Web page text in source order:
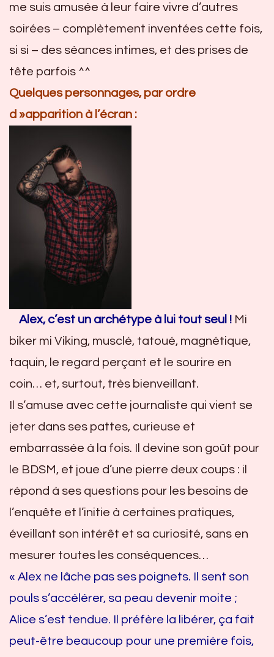
me suis amusée à leur faire vivre d’autres
soirées – complètement inventées cette fois,
si si – des séances intimes, et des prises de
tête parfois ^^
Quelques personnages, par ordre
d »apparition à l’écran :
Alex, c’est un archétype à lui tout seul ! Mi
biker mi Viking, musclé, tatoué, magnétique,
taquin, le regard perçant et le sourire en
coin… et, surtout, très bienveillant.
Il s’amuse avec cette journaliste qui vient se
jeter dans ses pattes, curieuse et
embarrassée à la fois. Il devine son goût pour
le BDSM, et joue d’une pierre deux coups : il
répond à ses questions pour les besoins de
l’enquête et l’initie à certaines pratiques,
éveillant son intérêt et sa curiosité, sans en
mesurer toutes les conséquences…
« Alex ne lâche pas ses poignets. Il sent son
pouls s’accélérer, sa peau devenir moite ;
Alice s’est tendue. Il préfère la libérer, ça fait
peut-être beaucoup pour une première fois,